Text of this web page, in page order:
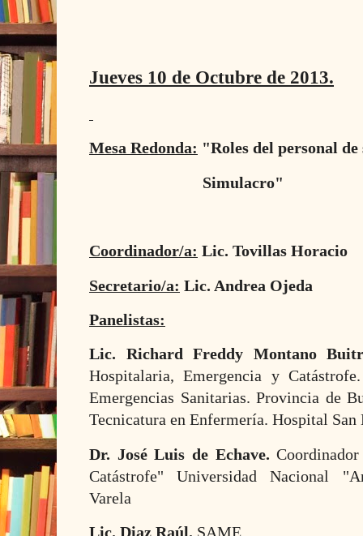
Jueves 10 de Octubre de 2013.
Mesa Redonda: "Roles del personal
Simulacro"
Coordinador/a: Lic. Tovillas Horacio
Secretario/a: Lic. Andrea Ojeda
Panelistas:
Lic. Richard Freddy Montano
Hospitalaria, Emergencia y
Emergencias Sanitarias. Provincia de
Tecnicatura en Enfermería. Hospital
Dr. José Luis de Echave.
Catástrofe" Universidad Nacional
Varela
Lic. Diaz Raúl. SAME